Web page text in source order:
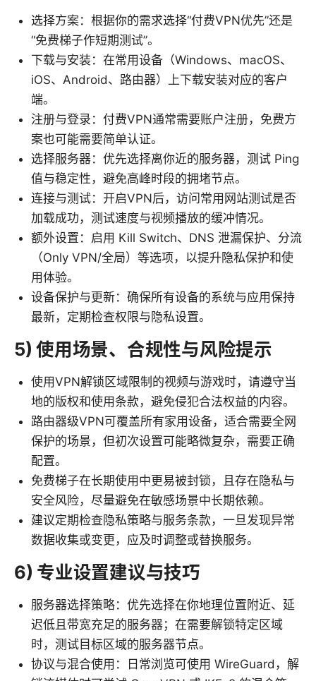
选择方案：根据你的需求选择“付费VPN优先”还是
“免费梯子作短期测试”。
下载与安装：在常用设备（Windows、macOS、
iOS、Android、路由器）上下载安装对应的客户
端。
注册与登录：付费VPN通常需要账户注册，免费方
案也可能需要简单认证。
选择服务器：优先选择离你近的服务器，测试 Ping
值与稳定性，避免高峰时段的拥堵节点。
连接与测试：开启VPN后，访问常用网站测试是否
加载成功，测试速度与视频播放的缓冲情况。
额外设置：启用 Kill Switch、DNS 泄漏保护、分流
（Only VPN/全局）等选项，以提升隐私保护和使
用体验。
设备保护与更新：确保所有设备的系统与应用保持
最新，定期检查权限与隐私设置。
5) 使用场景、合规性与风险提示
使用VPN解锁区域限制的视频与游戏时，请遵守当
地的版权和使用条款，避免侵犯合法权益的内容。
路由器级VPN可覆盖所有家用设备，适合需要全网
保护的场景，但初次设置可能略微复杂，需要正确
配置。
免费梯子在长期使用中更易被封锁，且存在隐私与
安全风险，尽量避免在敏感场景中长期依赖。
建议定期检查隐私策略与服务条款，一旦发现异常
数据收集或变更，应及时调整或替换服务。
6) 专业设置建议与技巧
服务器选择策略：优先选择在你地理位置附近、延
迟低且带宽充足的服务器；在需要解锁特定区域
时，测试目标区域的服务器节点。
协议与混合使用：日常浏览可使用 WireGuard，解